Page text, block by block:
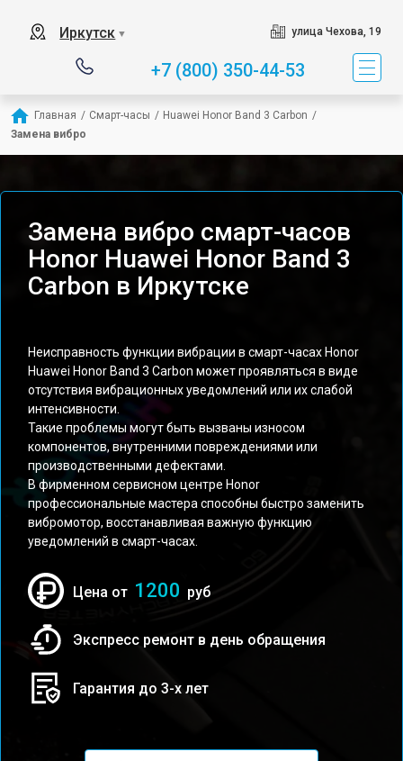
Иркутск ▼ улица Чехова, 19
+7 (800) 350-44-53
Главная / Смарт-часы / Huawei Honor Band 3 Carbon /
Замена вибро
Замена вибро смарт-часов
Honor Huawei Honor Band 3
Carbon в Иркутске
Неисправность функции вибрации в смарт-часах Honor
Huawei Honor Band 3 Carbon может проявляться в виде
отсутствия вибрационных уведомлений или их слабой
интенсивности.
Такие проблемы могут быть вызваны износом
компонентов, внутренними повреждениями или
производственными дефектами.
В фирменном сервисном центре Honor
профессиональные мастера способны быстро заменить
вибромотор, восстанавливая важную функцию
уведомлений в смарт-часах.
Цена от 1200 руб
Экспресс ремонт в день обращения
Гарантия до 3-х лет